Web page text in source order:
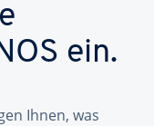
ein.
Ihnen, was